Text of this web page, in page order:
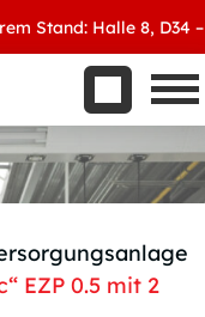
Stand: Halle 8, D34 –
EZP 0.5 mit 2